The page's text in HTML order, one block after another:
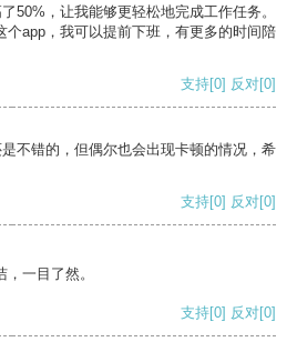
50%，让我能够更轻松地完成工作任务。
个app，我可以提前下班，有更多的时间陪
支持[0] 反对[0]
不错的，但偶尔也会出现卡顿的情况，希
支持[0] 反对[0]
一目了然。
支持[0] 反对[0]